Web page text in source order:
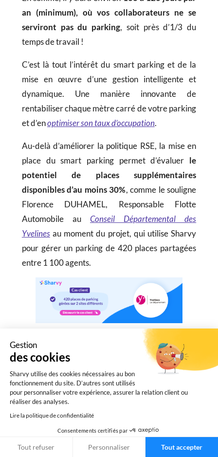
Gestion
des cookies
Sharvy utilise des cookies nécessaires au bon
fonctionnement du site. D’autres sont utilisés
pour personnaliser votre expérience, assurer la relation client ou
réaliser des analyses.
Lire la politique de confidentialité
Consentements certifiés par
Tout refuser Personnaliser Tout accepter
an (minimum), où vos collaborateurs ne se
serviront pas du parking, soit près d’1/3 du
temps de travail !
C’est là tout l’intérêt du smart parking et de la
mise en œuvre d’une gestion intelligente et
dynamique. Une manière innovante de
rentabiliser chaque mètre carré de votre parking
et d’enoptimiser son taux d’occupation.
Au-delà d’améliorer la politique RSE, la mise en
place du smart parking permet d’évaluer le
potentiel de places supplémentaires
disponibles d’au moins 30%, comme le souligne
Florence DUHAMEL, Responsable Flotte
Automobile au Conseil Départemental des
Yvelinesau moment du projet, qui utilise Sharvy
pour gérer un parking de 420 places partagées
entre 1 100 agents.
5. Le smart parking, votre bras
droit pour exceller dans la mise
en œuvre de votre Plan de
Mobilité Employeur (PDMe).
1er janvier 2018, et en vertu de la Loi
LOM, la mise en place d’un
Plan de Mobilité